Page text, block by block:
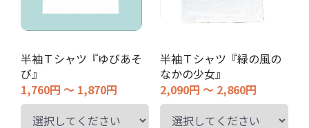
半袖Ｔシャツ『ゆびあそ
び』
1,760円 ～ 1,870円
半袖Ｔシャツ『緑の風の
なかの少女』
2,090円 ～ 2,860円